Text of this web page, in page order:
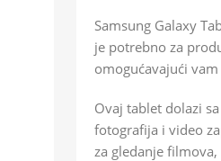
Samsung Galaxy
je potrebno za
omogućavajući
Ovaj tablet dolazi
fotografija i video
za gledanje